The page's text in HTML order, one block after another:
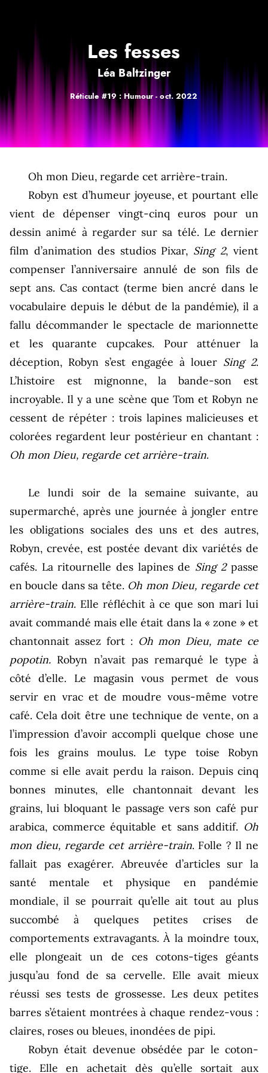
Les fesses
Léa Baltzinger
Réticule #19 : Humour -oct. 2022
Oh mon Dieu, regarde cet arrière-train.
Robyn est d’humeur joyeuse, et pourtant elle
vient de dépenser vingt-cinq euros pour un
dessin animé à regarder sur sa télé. Le dernier
film d’animation des studios Pixar, Sing 2, vient
compenser l’anniversaire annulé de son fils de
sept ans. Cas contact (terme bien ancré dans le
vocabulaire depuis le début de la pandémie), il a
fallu décommander le spectacle de marionnette
et les quarante cupcakes. Pour atténuer la
déception, Robyn s’est engagée à louer Sing 2.
L’histoire est mignonne, la bande-son est
incroyable. Il y a une scène que Tom et Robyn ne
cessent de répéter : trois lapines malicieuses et
colorées regardent leur postérieur en chantant :
Oh mon Dieu, regarde cet arrière-train.
Le lundi soir de la semaine suivante, au
supermarché, après une journée à jongler entre
les obligations sociales des uns et des autres,
Robyn, crevée, est postée devant dix variétés de
cafés. La ritournelle des lapines de Sing 2passe
en boucle dans sa tête. Oh mon Dieu, regarde cet
arrière-train. Elle réfléchit à ce que son mari lui
avait commandé mais elle était dans la « zone » et
chantonnait assez fort : Oh mon Dieu, mate ce
popotin. Robyn n’avait pas remarqué le type à
côté d’elle. Le magasin vous permet de vous
servir en vrac et de moudre vous-même votre
café. Cela doit être une technique de vente, on a
l’impression d’avoir accompli quelque chose une
fois les grains moulus. Le type toise Robyn
comme si elle avait perdu la raison. Depuis cinq
bonnes minutes, elle chantonnait devant les
grains, lui bloquant le passage vers son café pur
arabica, commerce équitable et sans additif. Oh
mon dieu, regarde cet arrière-train. Folle ? Il ne
fallait pas exagérer. Abreuvée d’articles sur la
santé mentale et physique en pandémie
mondiale, il se pourrait qu’elle ait tout au plus
succombé à quelques petites crises de
comportements extravagants. À la moindre toux,
elle plongeait un de ces cotons-tiges géants
jusqu’au fond de sa cervelle. Elle avait mieux
réussi ses tests de grossesse. Les deux petites
barres s’étaient montrées à chaque rendez-vous :
claires, roses ou bleues, inondées de pipi.
Robyn était devenue obsédée par le coton-
tige. Elle en achetait dès qu’elle sortait aux